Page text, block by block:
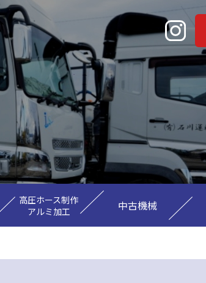
高圧ホース制作
アルミ加工
中古機械